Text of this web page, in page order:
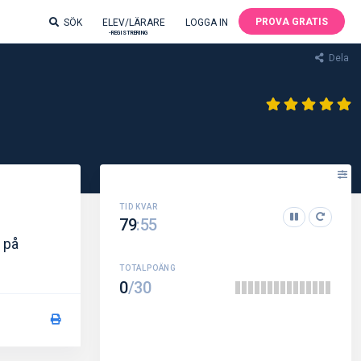
SÖK ELEV/LÄRARE
-REGISTRERING
LOGGA IN PROVA GRATIS
Dela
79:54
0/30